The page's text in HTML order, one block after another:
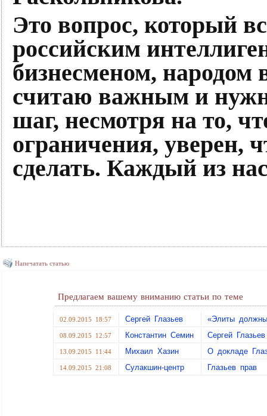
Это вопрос, который
российским
бизнесменом, народом
считаю важным и
шаг, несмотря на то,
ограничения, уверен,
сделать. Каждый из
Напечатать статью
Предлагаем вашему вниманию статьи по теме
02.09.2015 18:57 Сергей Глазьев «Элиты
08.09.2015 12:57 Константин Семин Сергей
13.09.2015 11:44 Михаил Хазин О докладе
14.09.2015 21:08 Сулакшин-центр Глазьев прав